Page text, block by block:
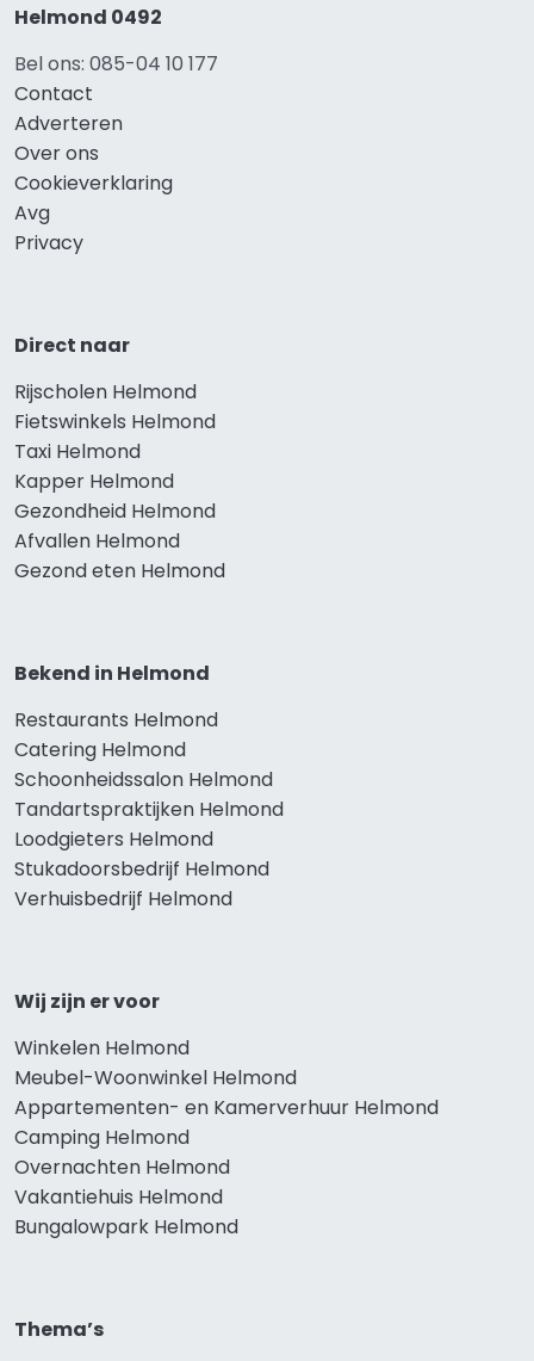
Helmond 0492
Bel ons: 085-04 10 177
Contact
Adverteren
Over ons
Cookieverklaring
Avg
Privacy
Direct naar
Rijscholen Helmond
Fietswinkels Helmond
Taxi Helmond
Kapper Helmond
Gezondheid Helmond
Afvallen Helmond
Gezond eten Helmond
Bekend in Helmond
Restaurants Helmond
Catering Helmond
Schoonheidssalon Helmond
Tandartspraktijken Helmond
Loodgieters Helmond
Stukadoorsbedrijf Helmond
Verhuisbedrijf Helmond
Wij zijn er voor
Winkelen Helmond
Meubel-Woonwinkel Helmond
Appartementen- en Kamerverhuur Helmond
Camping Helmond
Overnachten Helmond
Vakantiehuis Helmond
Bungalowpark Helmond
Thema’s